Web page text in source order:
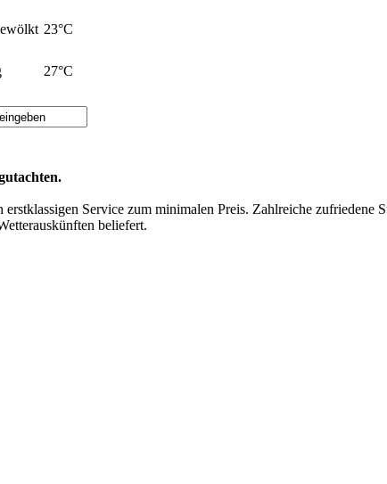
23°C
27°C
Service zum minimalen Preis. Zahlreiche zufriedene
beliefert.